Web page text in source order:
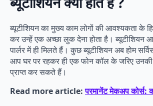
ब्यूटीशियन का मुख्य काम लोगों की आवश्यकता के
कर उन्हें एक अच्छा लुक देना होता है। ब्यूटीशियन
पार्लर में ही मिलते हैं। कुछ ब्यूटीशियन अब होम
आप घर पर रहकर ही एक फोन कॉल के जरिए
प्राप्त कर सकते हैं।
Read more article:परमानेंट मेकअप कोर्स: